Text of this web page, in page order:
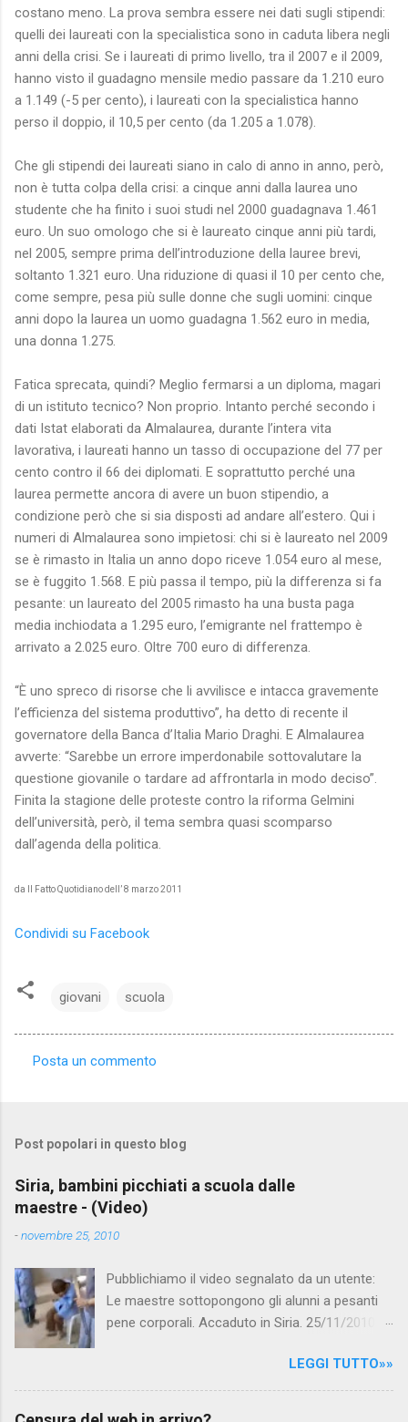
costano meno. La prova sembra essere nei dati sugli stipendi:
quelli dei laureati con la specialistica sono in caduta libera negli
anni della crisi. Se i laureati di primo livello, tra il 2007 e il 2009,
hanno visto il guadagno mensile medio passare da 1.210 euro
a 1.149 (-5 per cento), i laureati con la specialistica hanno
perso il doppio, il 10,5 per cento (da 1.205 a 1.078).
Che gli stipendi dei laureati siano in calo di anno in anno, però,
non è tutta colpa della crisi: a cinque anni dalla laurea uno
studente che ha finito i suoi studi nel 2000 guadagnava 1.461
euro. Un suo omologo che si è laureato cinque anni più tardi,
nel 2005, sempre prima dell’introduzione della lauree brevi,
soltanto 1.321 euro. Una riduzione di quasi il 10 per cento che,
come sempre, pesa più sulle donne che sugli uomini: cinque
anni dopo la laurea un uomo guadagna 1.562 euro in media,
una donna 1.275.
Fatica sprecata, quindi? Meglio fermarsi a un diploma, magari
di un istituto tecnico? Non proprio. Intanto perché secondo i
dati Istat elaborati da Almalaurea, durante l’intera vita
lavorativa, i laureati hanno un tasso di occupazione del 77 per
cento contro il 66 dei diplomati. E soprattutto perché una
laurea permette ancora di avere un buon stipendio, a
condizione però che si sia disposti ad andare all’estero. Qui i
numeri di Almalaurea sono impietosi: chi si è laureato nel 2009
se è rimasto in Italia un anno dopo riceve 1.054 euro al mese,
se è fuggito 1.568. E più passa il tempo, più la differenza si fa
pesante: un laureato del 2005 rimasto ha una busta paga
media inchiodata a 1.295 euro, l’emigrante nel frattempo è
arrivato a 2.025 euro. Oltre 700 euro di differenza.
“È uno spreco di risorse che li avvilisce e intacca gravemente
l’efficienza del sistema produttivo”, ha detto di recente il
governatore della Banca d’Italia Mario Draghi. E Almalaurea
avverte: “Sarebbe un errore imperdonabile sottovalutare la
questione giovanile o tardare ad affrontarla in modo deciso”.
Finita la stagione delle proteste contro la riforma Gelmini
dell’università, però, il tema sembra quasi scomparso
dall’agenda della politica.
da Il Fatto Quotidiano dell’ 8 marzo 2011
Condividi su Facebook
giovani scuola
e
n
t
Posta un commento
Post popolari in questo blog
Siria, bambini picchiati a scuola dalle
maestre - (Video)
-novembre 25, 2010
Pubblichiamo il video segnalato da un utente:
Le maestre sottopongono gli alunni a pesanti
pene corporali. Accaduto in Siria. 25/11/2010
Canale 5 "Forum" si è interessato al caso,
interpellando prontamente l'ambasciata siriana,
per fare luce sulla vicenda: è emerso che il
LEGGI TUTTO»»